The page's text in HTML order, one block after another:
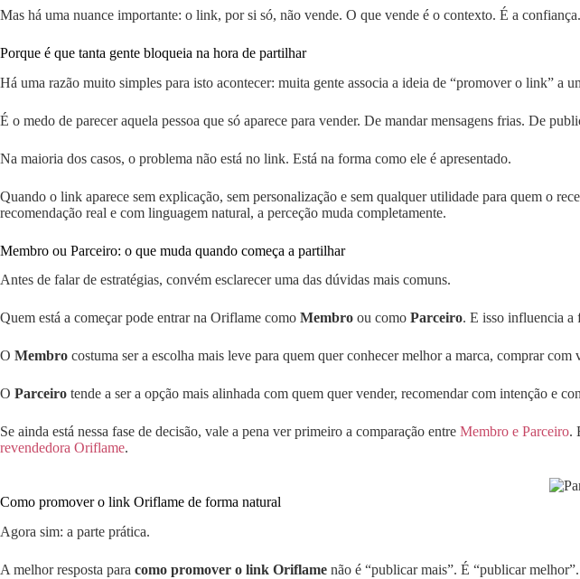
Mas há uma nuance importante: o link, por si só, não vende. O que vende é o contexto. É a
Porque é que tanta gente bloqueia na hora de partilhar
Há uma razão muito simples para isto acontecer: muita gente associa a ideia de “promover o link” a
É o medo de parecer aquela pessoa que só aparece para vender. De mandar mensagens frias. De
Na maioria dos casos, o problema não está no link. Está na forma como ele é apresentado.
Quando o link aparece sem explicação, sem personalização e sem qualquer utilidade para quem o
recomendação real e com linguagem natural, a perceção muda completamente.
Membro ou Parceiro: o que muda quando começa a partilhar
Antes de falar de estratégias, convém esclarecer uma das dúvidas mais comuns.
Quem está a começar pode entrar na Oriflame como Membro ou como Parceiro. E isso influencia a
O Membro costuma ser a escolha mais leve para quem quer conhecer melhor a marca, comprar
O Parceiro tende a ser a opção mais alinhada com quem quer vender, recomendar com intenção e
Se ainda está nessa fase de decisão, vale a pena ver primeiro a comparação entre Membro e Parceiro.
revendedora Oriflame.
Como promover o link Oriflame de forma natural
Agora sim: a parte prática.
A melhor resposta para como promover o link Oriflame não é “publicar mais”. É “publicar